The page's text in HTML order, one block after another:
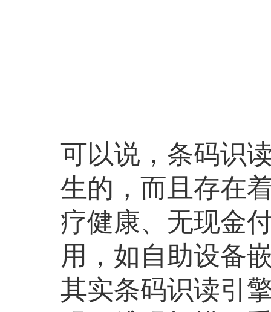
可以说，条码识
生的，而且存在
疗健康、无现金
用，如自助设备
其实条码识读引